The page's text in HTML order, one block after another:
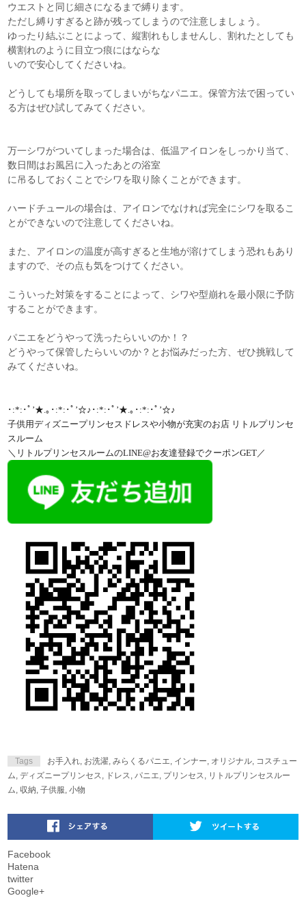
ウエストと同じ細さになるまで縛ります。
ただし縛りすぎると跡が残ってしまうので注意しましょう。
ゆったり結ぶことによって、縦割れもしませんし、割れたとしても
横割れのように目立つ痕にはならな
いので安心してくださいね。
どうしても場所を取ってしまいがちなパニエ。保管方法で困ってい
る方はぜひ試してみてください。
万一シワがついてしまった場合は、低温アイロンをしっかり当て、
数日間はお風呂に入ったあとの浴室
に吊るしておくことでシワを取り除くことができます。
ハードチュールの場合は、アイロンでなければ完全にシワを取るこ
とができないので注意してくださいね。
また、アイロンの温度が高すぎると生地が溶けてしまう恐れもあり
ますので、その点も気をつけてください。
こういった対策をすることによって、シワや型崩れを最小限に予防
することができます。
パニエをどうやって洗ったらいいのか！？
どうやって保管したらいいのか？とお悩みだった方、ぜひ挑戦して
みてくださいね。
･:*:･ﾟ’★.｡･:*:･ﾟ’☆♪･:*:･ﾟ’★.｡･:*:･ﾟ’☆♪
子供用ディズニープリンセスドレスや小物が充実のお店 リトルプリンセ
スルーム
＼リトルプリンセスルームのLINE@お友達登録でクーポンGET／
Tags お手入れ お洗濯 ,みらくるパニエ インナー オリジナル コスチュー
ム ,ディズニープリンセス ドレス パニエ プリンセス
リトルプリンセスルー
ム ,収納 ,子供服 ,小物
Facebook
Hatena
twitter
Google+